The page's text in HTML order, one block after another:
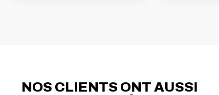
NOS CLIENTS ONT AUSSI